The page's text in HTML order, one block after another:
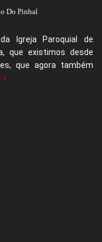
Do Pinhal
Igreja Paroquial de
que existimos desde
que agora também
»